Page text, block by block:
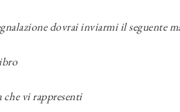
dovrai inviarmi il seguente
vi rappresenti